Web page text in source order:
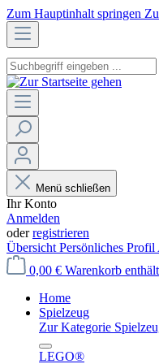
Zum Hauptinhalt springen
Menü schließen
Ihr Konto
Anmelden
oderregistrieren
Übersicht Persönliches Profil
0,00 € Warenkorb
Home
Spielzeug
Zur Kategorie
LEGO®